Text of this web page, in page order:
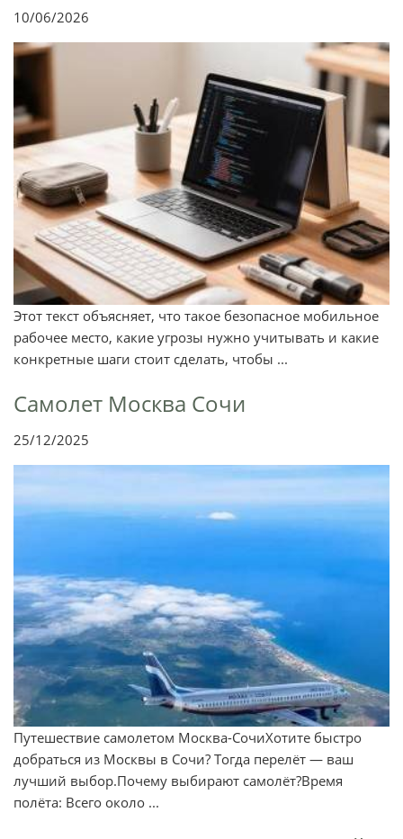
10/06/2026
Этот текст объясняет, что такое безопасное мобильное
рабочее место, какие угрозы нужно учитывать и какие
конкретные шаги стоит сделать, чтобы ...
Самолет Москва Сочи
25/12/2025
Путешествие самолетом Москва-СочиХотите быстро
добраться из Москвы в Сочи? Тогда перелёт — ваш
лучший выбор.Почему выбирают самолёт?Время
полёта: Всего около ...